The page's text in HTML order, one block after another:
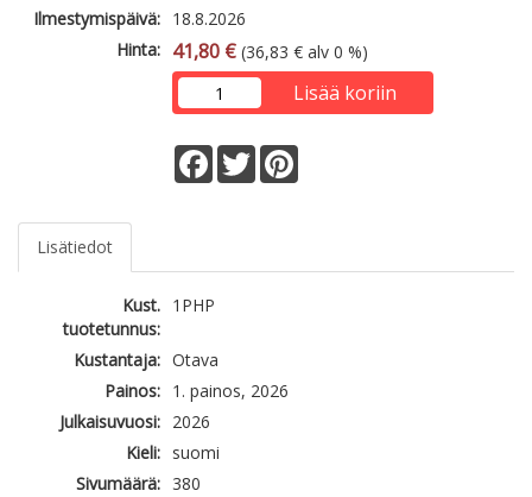
Ilmestymispäivä: 18.8.2026
Hinta: 41,80 € (36,83 € alv 0 %)
Lisää koriin
Facebook
Twitter
Lisätiedot
Kust.
tuotetunnus:
1PHP
Kustantaja: Otava
Painos: 1. painos, 2026
Julkaisuvuosi: 2026
Kieli: suomi
Sivumäärä: 380